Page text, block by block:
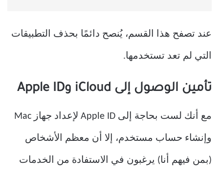
عند تصفح هذا القسم، يُنصح دائمًا بحذف التطبيقات
التي لم تعد تستخدمها.
تأمين الوصول إلى iCloud وApple ID
مع أنك لست بحاجة إلى Apple ID لإعداد جهاز Mac
وإنشاء حساب مستخدم، إلا أن معظم الأشخاص
(بمن فيهم أنا) يرغبون في الاستفادة من الخدمات